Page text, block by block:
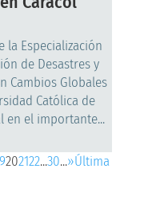
la Especialización
de Desastres y
Cambios Globales
Católica de
en el importante...
202122...30...»Última